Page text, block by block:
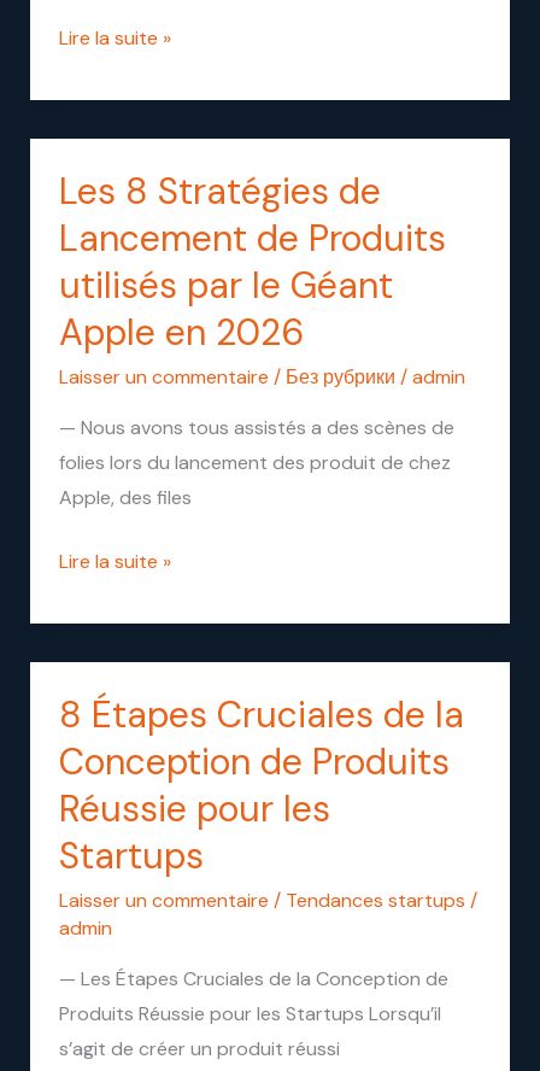
Lire la suite »
Les 8 Stratégies de
Lancement de Produits
utilisés par le Géant
Apple en 2026
Laisser un commentaire / Без рубрики /admin
— Nous avons tous assistés a des scènes de
folies lors du lancement des produit de chez
Apple, des files
Les
8
Stratégies
de
Lancement
utilisés
par
le
Apple
Lire la suite »
8 Étapes Cruciales de la
Conception de Produits
Réussie pour les
Startups
Laisser un commentaire / Tendances startups /
admin
— Les Étapes Cruciales de la Conception de
Produits Réussie pour les Startups Lorsqu’il
s’agit de créer un produit réussi
8
Étapes
Cruciales
de
la
de
Réussie
pour
les